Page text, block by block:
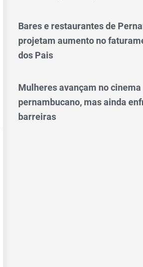
Bares e restaurantes de
projetam aumento no
dos Pais
Mulheres avançam no cinema
pernambucano, mas ainda
barreiras